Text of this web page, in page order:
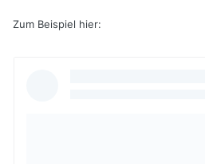
Zum Beispiel hier: